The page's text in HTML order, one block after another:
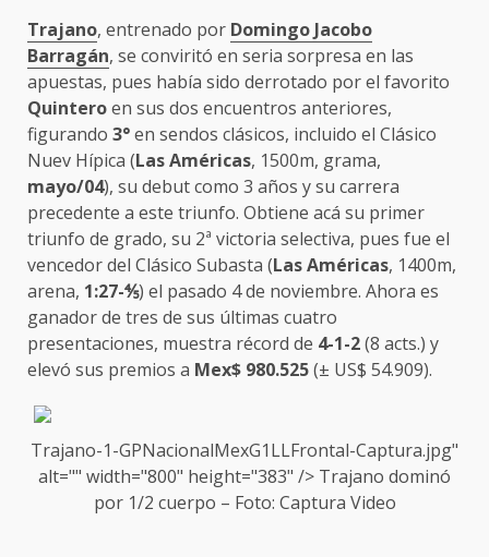
Trajano, entrenado por Domingo Jacobo
Barragán, se conviritó en seria sorpresa en las
apuestas, pues había sido derrotado por el favorito
Quinteroen sus dos encuentros anteriores,
figurando 3°en sendos clásicos, incluido el Clásico
Nuev Hípica (Las Américas, 1500m, grama,
mayo/04), su debut como 3 años y su carrera
precedente a este triunfo. Obtiene acá su primer
triunfo de grado, su 2ª victoria selectiva, pues fue el
vencedor del Clásico Subasta (Las Américas, 1400m,
arena, 1:27-⅘) el pasado 4 de noviembre. Ahora es
ganador de tres de sus últimas cuatro
presentaciones, muestra récord de 4-1-2(8 acts.) y
elevó sus premios a Mex$ 980.525(± US$ 54.909).
Trajano-1-GPNacionalMexG1LLFrontal-Captura.jpg"
alt="" width="800" height="383" /> Trajano dominó
por 1/2 cuerpo – Foto: Captura Video